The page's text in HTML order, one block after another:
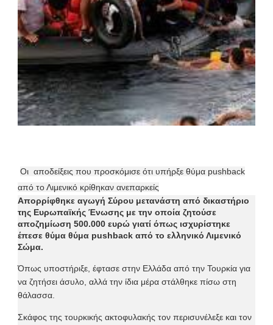
Οι αποδείξεις που προσκόμισε ότι υπήρξε θύμα pushback
από το Λιμενικό κρίθηκαν ανεπαρκείς
Απορρίφθηκε αγωγή Σύρου μετανάστη από δικαστήριο
της Ευρωπαϊκής Ένωσης με την οποία ζητούσε
αποζημίωση 500.000 ευρώ γιατί όπως ισχυρίστηκε
έπεσε θύμα θύμα pushback από το ελληνικό Λιμενικό
Σώμα.
Όπως υποστήριξε, έφτασε στην Ελλάδα από την Τουρκία για
να ζητήσει άσυλο, αλλά την ίδια μέρα στάλθηκε πίσω στη
θάλασσα.
Σκάφος της τουρκικής ακτοφυλακής τον περισυνέλεξε και τον